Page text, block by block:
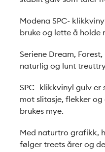
Modena SPC-
bruke og lette å holde
Seriene Dream,
naturlig og lunt
SPC- klikkvinyl gulv
mot slitasje, flekker
brukes mye.
Med naturtro grafikk,
følger treets årer og